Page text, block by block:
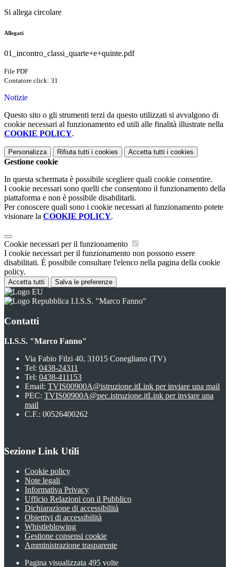
Si allega circolare
Allegati
01_incontro_classi_quarte+e+quinte.pdf
File PDF
Contatore click: 31
Notizie
Questo sito o gli strumenti terzi da questo utilizzati si avvalgono di
cookie necessari al funzionamento ed utili alle finalità illustrate nella
COOKIE POLICY.
Personalizza Rifiuta tutti i cookies Accetta tutti i cookies
Gestione cookie
In questa schermata è possibile scegliere quali cookie consentire.
I cookie necessari sono quelli che consentono il funzionamento della
piattaforma e non è possibile disabilitarli.
Per conoscere quali sono i cookie necessari al funzionamento potete
visionare la COOKIE POLICY.
Cookie necessari per il funzionamento
I cookie necessari per il funzionamento non possono essere
disabilitati. È possibile consultare l'elenco nella pagina della cookie
policy.
Accetta tutti Salva le preferenze
I.I.S.S. "Marco Fanno"
Contatti
I.I.S.S. "Marco Fanno"
Via Fabio Filzi 40, 31015 Conegliano (TV)
Tel: 0438-24311
Tel: 0438-411153
Email: TVIS00900A@istruzione.itLink per inviare una mail
PEC: TVIS00900A@pec.istruzione.itLink per inviare una
mail
C.F.: 00526400262
Sezione Link Utili
Cookie policy
Note legali
Informativa Privacy
Ufficio Relazioni con il Pubblico
Dichiarazione di accessibilità
Obiettivi di accessibilità
Whistleblowing
Gestione consensi cookie
Amministrazione trasparente
Pagina visualizzata 495 volte